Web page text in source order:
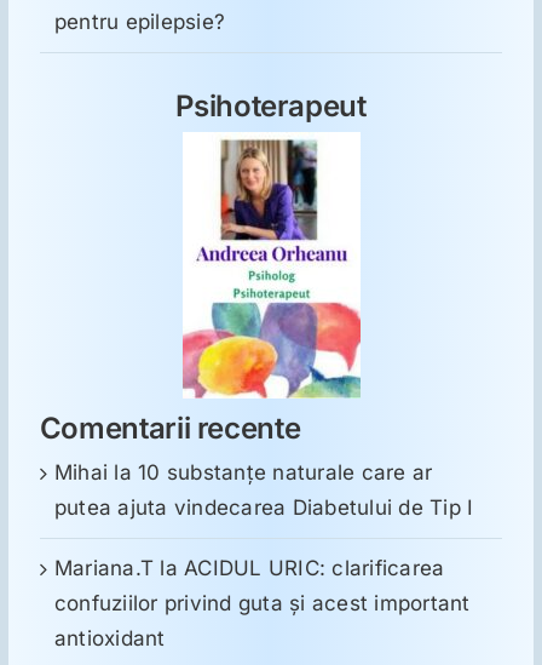
pentru epilepsie?
Psihoterapeut
Comentarii recente
Mihai la10 substanţe naturale care ar
putea ajuta vindecarea Diabetului de Tip I
Mariana.T la ACIDUL URIC: clarificarea
confuziilor privind guta și acest important
antioxidant